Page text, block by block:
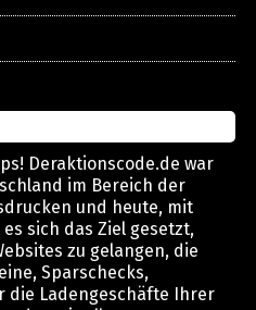
Deraktionscode.de war
im Bereich der
und heute, mit
sich das Ziel gesetzt,
zu gelangen, die
Sparschecks,
die Ladengeschäfte Ihrer